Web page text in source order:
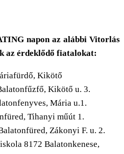
napon az alábbi Vitorlás
az érdeklődő fiatalokat:
Kikötő
Kikötő u. 3.
Mária u.1.
Tihanyi műút 1.
Zákonyi F. u. 2.
8172 Balatonkenese,